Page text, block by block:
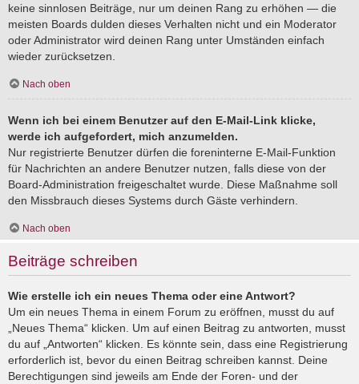
keine sinnlosen Beiträge, nur um deinen Rang zu erhöhen — die
meisten Boards dulden dieses Verhalten nicht und ein Moderator
oder Administrator wird deinen Rang unter Umständen einfach
wieder zurücksetzen.
Nach oben
Wenn ich bei einem Benutzer auf den E-Mail-Link klicke,
werde ich aufgefordert, mich anzumelden.
Nur registrierte Benutzer dürfen die foreninterne E-Mail-Funktion
für Nachrichten an andere Benutzer nutzen, falls diese von der
Board-Administration freigeschaltet wurde. Diese Maßnahme soll
den Missbrauch dieses Systems durch Gäste verhindern.
Nach oben
Beiträge schreiben
Wie erstelle ich ein neues Thema oder eine Antwort?
Um ein neues Thema in einem Forum zu eröffnen, musst du auf
„Neues Thema“ klicken. Um auf einen Beitrag zu antworten, musst
du auf „Antworten“ klicken. Es könnte sein, dass eine Registrierung
erforderlich ist, bevor du einen Beitrag schreiben kannst. Deine
Berechtigungen sind jeweils am Ende der Foren- und der